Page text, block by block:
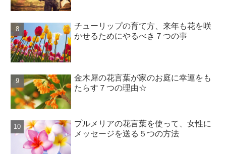
チューリップの育て方、来年も花を咲
かせるためにやるべき７つの事
金木犀の花言葉が家のお庭に幸運をも
たらす７つの理由☆
プルメリアの花言葉を使って、女性に
メッセージを送る５つの方法